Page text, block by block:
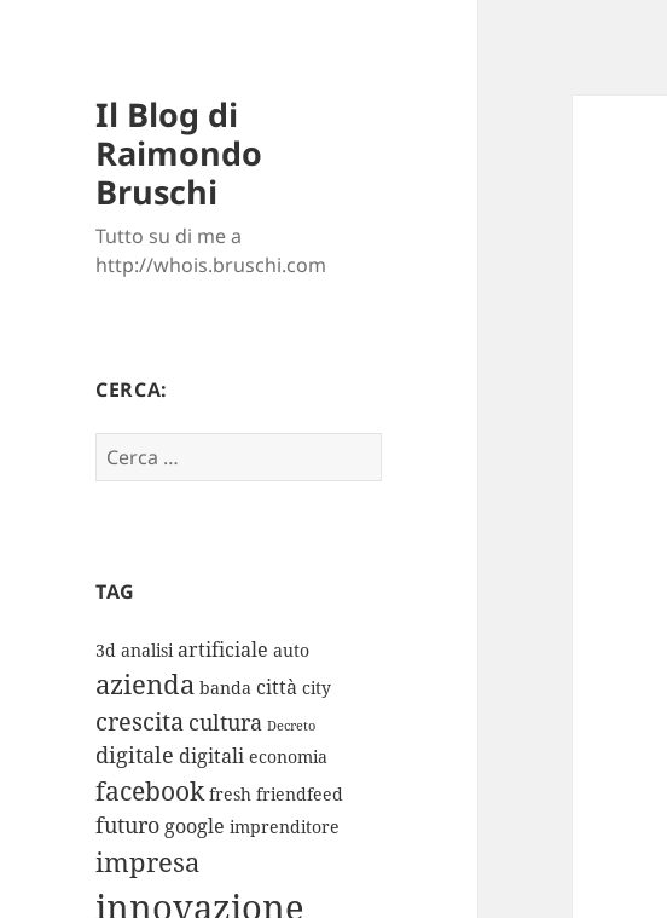
Il Blog di
Raimondo
Bruschi
Tutto su di me a
http://whois.bruschi.com
CERCA:
Ricerca
per:
TAG
3d analisi artificiale auto
azienda banda città city
crescita cultura Decreto
digitale digitali economia
facebook fresh friendfeed
futuro google imprenditore
impresa
innovazione